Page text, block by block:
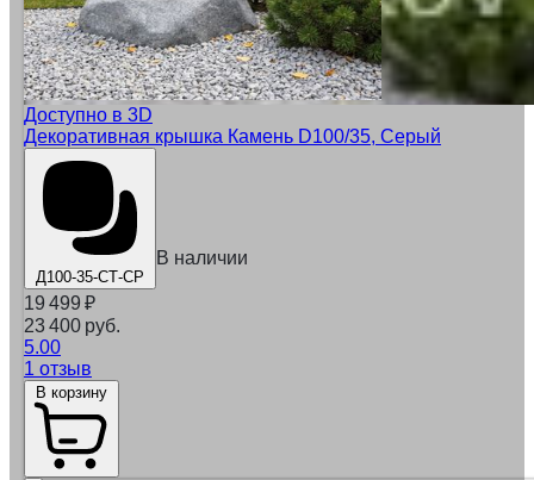
Доступно в 3D
Декоративная крышка Камень D100/35, Серый
Д100-35-СТ-СР
В наличии
19 499 ₽
23 400 руб.
5.00
1 отзыв